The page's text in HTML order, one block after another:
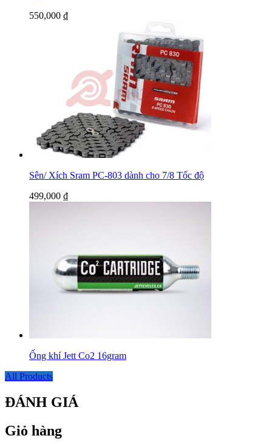
550,000 ₫
Sên/ Xích Sram PC-803 dành cho 7/8 Tốc độ
499,000 ₫
Ống khí Jett Co2 16gram
All Products
ĐÁNH GIÁ
Giỏ hàng